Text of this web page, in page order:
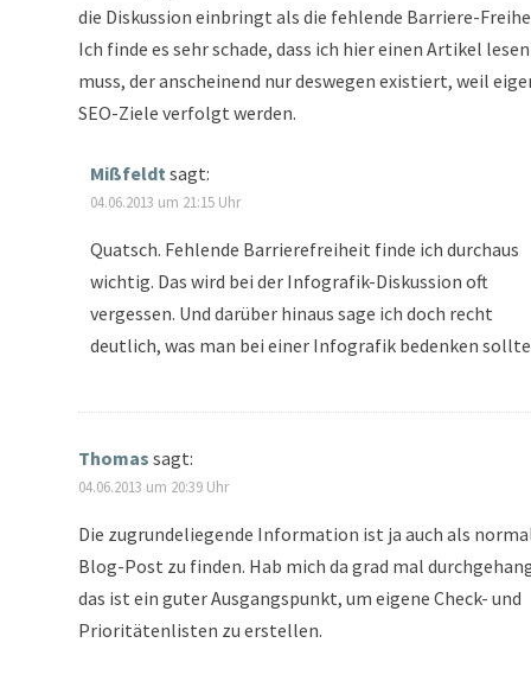
die Diskussion einbringt als die fehlende Barriere-
Ich finde es sehr schade, dass ich hier einen Artikel lesen
muss, der anscheinend nur deswegen existiert, weil
SEO-Ziele verfolgt werden.
Mißfeldt sagt:
04.06.2013 um 21:15 Uhr
Quatsch. Fehlende Barrierefreiheit finde ich durchaus
wichtig. Das wird bei der Infografik-Diskussion oft
vergessen. Und darüber hinaus sage ich doch recht
deutlich, was man bei einer Infografik bedenken
Thomas sagt:
04.06.2013 um 20:39 Uhr
Die zugrundeliegende Information ist ja auch als
Blog-Post zu finden. Hab mich da grad mal
das ist ein guter Ausgangspunkt, um eigene Check- und
Prioritätenlisten zu erstellen.